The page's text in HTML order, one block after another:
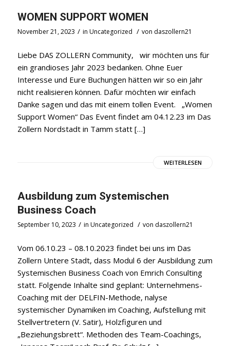
WOMEN SUPPORT WOMEN
November 21, 2023 / in Uncategorized / von daszollern21
Liebe DAS ZOLLERN Community, wir möchten uns für
ein grandioses Jahr 2023 bedanken. Ohne Euer
Interesse und Eure Buchungen hätten wir so ein Jahr
nicht realisieren können. Dafür möchten wir einfach
Danke sagen und das mit einem tollen Event. „Women
Support Women“ Das Event findet am 04.12.23 im Das
Zollern Nordstadt in Tamm statt […]
WEITERLESEN
Ausbildung zum Systemischen
Business Coach
September 10, 2023 / in Uncategorized / von daszollern21
Vom 06.10.23 – 08.10.2023 findet bei uns im Das
Zollern Untere Stadt, dass Modul 6 der Ausbildung zum
Systemischen Business Coach von Emrich Consulting
statt. Folgende Inhalte sind geplant: Unternehmens-
Coaching mit der DELFIN-Methode, nalyse
systemischer Dynamiken im Coaching, Aufstellung mit
Stellvertretern (V. Satir), Holzfiguren und
„Beziehungsbrett“. Methoden des Team-Coachings,